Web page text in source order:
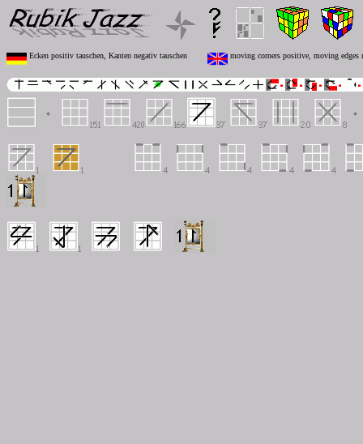
Ecken positiv tauschen, Kanten negativ tauschen moving corners positive, moving edges